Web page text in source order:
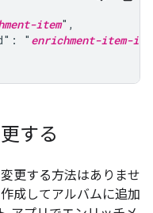
item",
"
enrichment-item-id
する
更する方法はありませ
成してアルバムに追加